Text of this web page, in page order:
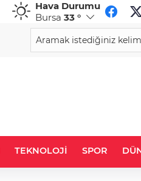
Hava Durumu
Bursa 33 °
CHF
59,0072%0,16
TEKNOLOJİ SPOR